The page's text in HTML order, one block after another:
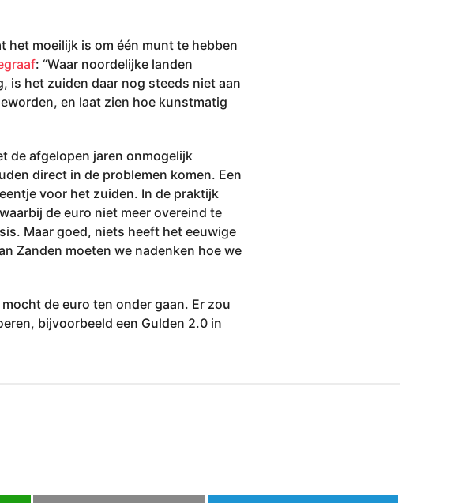
het moeilijk is om één munt te hebben
: “Waar noordelijke landen
is het zuiden daar nog steeds niet aan
en laat zien hoe kunstmatig
de afgelopen jaren onmogelijk
direct in de problemen komen. Een
voor het zuiden. In de praktijk
de euro niet meer overeind te
Maar goed, niets heeft het eeuwige
Zanden moeten we nadenken hoe we
mocht de euro ten onder gaan. Er zou
bijvoorbeeld een Gulden 2.0 in